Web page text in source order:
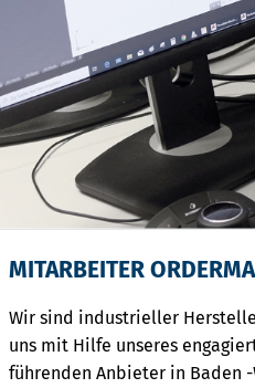
MITARBEITER
Wir sind industrieller
uns mit Hilfe unseres
führenden Anbieter in Baden